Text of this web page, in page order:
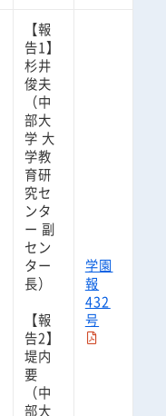
【報
告1】
杉井
俊夫
（中
部大
学 大
学教
育研
究セ
ンタ
ー 副
セン
ター
長）
【報
告2】
堤内
要
（中
部大
学園
報
432
号